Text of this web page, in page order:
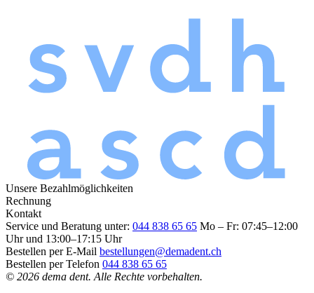
Unsere Bezahlmöglichkeiten
Rechnung
Kontakt
Service und Beratung unter: 044 838 65 65 Mo – Fr: 07:45–12:00
Uhr und 13:00–17:15 Uhr
Bestellen per E-Mail bestellungen@demadent.ch
Bestellen per Telefon 044 838 65 65
© 2026 dema dent. Alle Rechte vorbehalten.